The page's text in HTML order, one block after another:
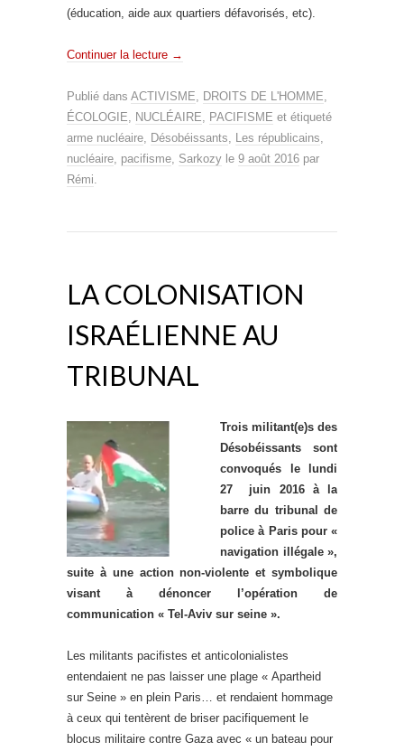
(éducation, aide aux quartiers défavorisés, etc).
Continuer la lecture →
Publié dans ACTIVISME DROITS DE L'HOMME
ÉCOLOGIE
NUCLÉAIRE PACIFISME et étiqueté
arme nucléaire
Désobéissants Les républicains
nucléaire pacifisme Sarkozy le 9 août 2016 par
Rémi
LA COLONISATION
ISRAÉLIENNE AU
TRIBUNAL
Trois militant(e)s des
Désobéissants sont
convoqués le lundi
27 juin 2016 à la
barre du tribunal de
police à Paris pour «
navigation illégale »,
suite à une action non-violente et symbolique
visant à dénoncer l’opération de
communication « Tel-Aviv sur seine ».
Les militants pacifistes et anticolonialistes
entendaient ne pas laisser une plage « Apartheid
sur Seine » en plein Paris… et rendaient hommage
à ceux qui tentèrent de briser pacifiquement le
blocus militaire contre Gaza avec « un bateau pour